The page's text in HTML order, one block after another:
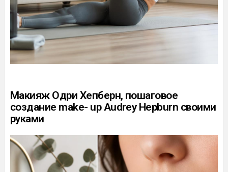
Макияж Одри Хепберн, пошаговое
создание make- up Audrey Hepburn своими
руками